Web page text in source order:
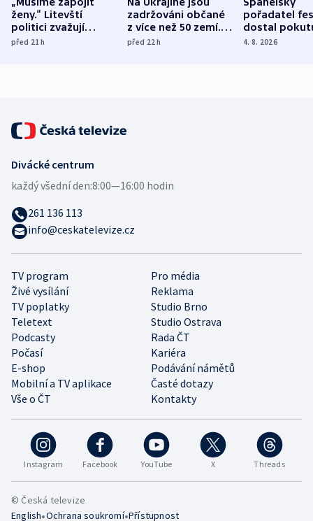
ženy.“ Litevští
politici zvažují
dohodu o
před 21h
zadržováni občané
z více než 50 zemí.
Bojovali na straně
před 22h
pořadatel
dostal
nekalé
4. 8. 2026
Instagram Facebook YouTube X Threads
TV program
Pro média
Živé vysílání
Reklama
TV poplatky
Studio Brno
Teletext
Studio Ostrava
Podcasty
Rada ČT
Počasí
Kariéra
E-shop
Podávání námětů
Mobilní a TV aplikace
Časté dotazy
Vše o ČT
Kontakty
Divácké centrum
každý všední den:8:00—16:00 hodin
261 136 113
info@ceskatelevize.cz
© Česká televize
English•Ochrana soukromí•Přístupnost